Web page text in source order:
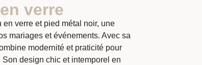
verre
verre et pied métal noir, une
mariages et événements. Avec sa
modernité et praticité pour
design chic et intemporel en